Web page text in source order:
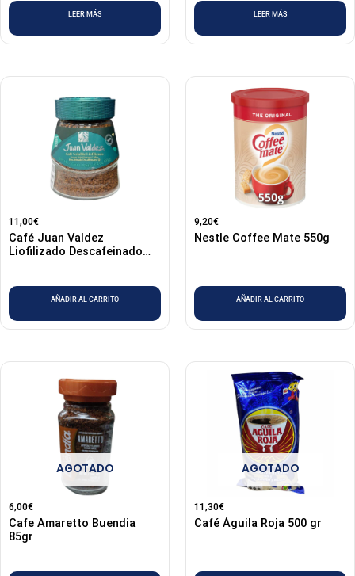
LEER MÁS LEER MÁS
11,00€
Café Juan Valdez
Liofilizado Descafeinado
AÑADIR AL CARRITO
9,20€
Nestle Coffee Mate 550g
AÑADIR AL CARRITO
AGOTADO
6,00€
Cafe Amaretto Buendia
85gr
AGOTADO
11,30€
Café Águila Roja 500 gr